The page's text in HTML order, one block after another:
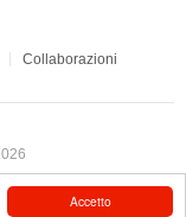
Accetto
Collaborazioni